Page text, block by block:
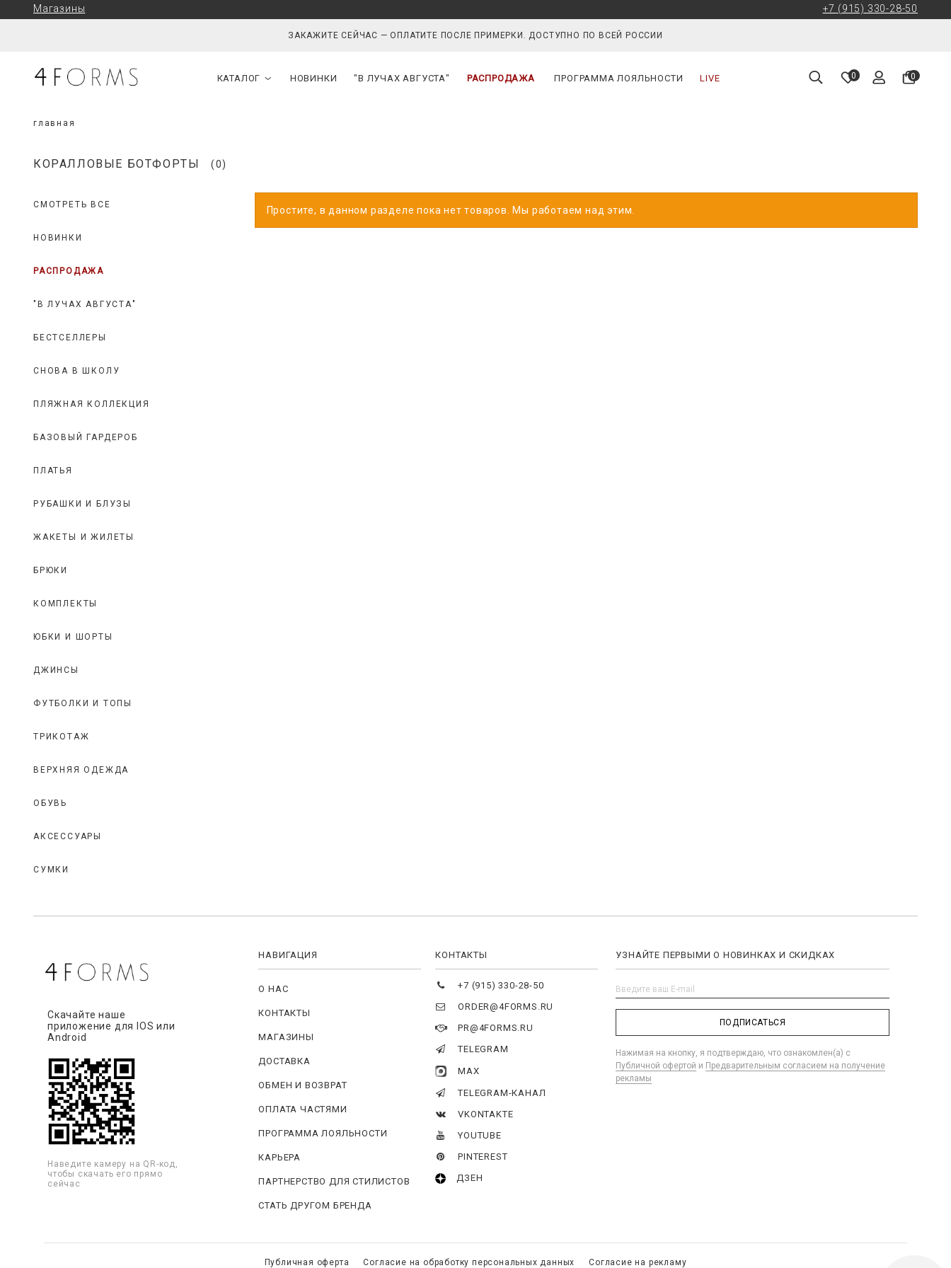
Магазины +7 (915) 330-28-50
ЗАКАЖИТЕ СЕЙЧАС — ОПЛАТИТЕ ПОСЛЕ ПРИМЕРКИ. ДОСТУПНО ПО ВСЕЙ РОССИИ
КАТАЛОГ НОВИНКИ "В ЛУЧАХ АВГУСТА" РАСПРОДАЖА ПРОГРАММА ЛОЯЛЬНОСТИ LIVE 0 0
главная
КОРАЛЛОВЫЕ БОТФОРТЫ (0)
СМОТРЕТЬ ВСЕ
НОВИНКИ
РАСПРОДАЖА
"В ЛУЧАХ АВГУСТА"
БЕСТСЕЛЛЕРЫ
СНОВА В ШКОЛУ
ПЛЯЖНАЯ КОЛЛЕКЦИЯ
БАЗОВЫЙ ГАРДЕРОБ
ПЛАТЬЯ
РУБАШКИ И БЛУЗЫ
ЖАКЕТЫ И ЖИЛЕТЫ
БРЮКИ
КОМПЛЕКТЫ
ЮБКИ И ШОРТЫ
ДЖИНСЫ
ФУТБОЛКИ И ТОПЫ
ТРИКОТАЖ
ВЕРХНЯЯ ОДЕЖДА
ОБУВЬ
АКСЕССУАРЫ
СУМКИ
Простите, в данном разделе пока нет товаров. Мы работаем над этим.
Скачайте наше
приложение для IOS или
Android
Наведите камеру на QR-код,
чтобы скачать его прямо
сейчас
НАВИГАЦИЯ
О НАС
КОНТАКТЫ
МАГАЗИНЫ
ДОСТАВКА
ОБМЕН И ВОЗВРАТ
ОПЛАТА ЧАСТЯМИ
ПРОГРАММА ЛОЯЛЬНОСТИ
КАРЬЕРА
ПАРТНЕРСТВО ДЛЯ СТИЛИСТОВ
СТАТЬ ДРУГОМ БРЕНДА
КОНТАКТЫ
+7 (915) 330-28-50
ORDER@4FORMS.RU
PR@4FORMS.RU
TELEGRAM
MAX
TELEGRAM-КАНАЛ
VKONTAKTE
YOUTUBE
PINTEREST
ДЗЕН
УЗНАЙТЕ ПЕРВЫМИ О НОВИНКАХ И СКИДКАХ
ПОДПИСАТЬСЯ
Нажимая на кнопку, я подтверждаю, что ознакомлен(а) с
Публичной офертой и Предварительным согласием на получение
рекламы
Публичная оферта Согласие на обработку персональных данных Согласие на рекламу